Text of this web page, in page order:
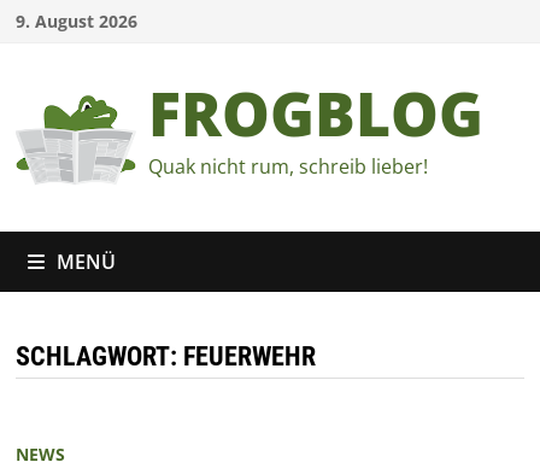
Zum9. August 2026
FROGBLOG
Quak nicht rum, schreib lieber!
MENÜ
SCHLAGWORT: FEUERWEHR
NEWS